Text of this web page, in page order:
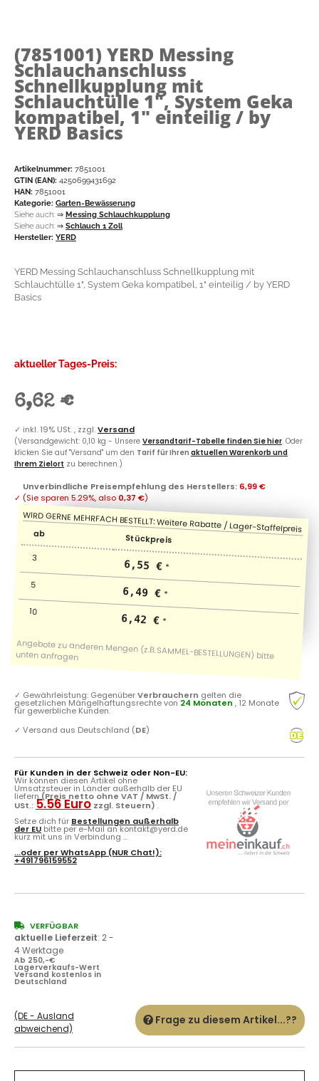
(7851001) YERD Messing
Schlauchanschluss
Schnellkupplung mit
Schlauchtülle 1", System Geka
kompatibel, 1" einteilig / by
YERD Basics
Artikelnummer: 7851001
GTIN (EAN): 4250699431692
HAN: 7851001
Kategorie: Garten-Bewässerung
Siehe auch: ⇒ Messing Schlauchkupplung
Siehe auch: ⇒ Schlauch 1 Zoll
Hersteller: YERD
YERD Messing Schlauchanschluss Schnellkupplung mit
Schlauchtülle 1", System Geka kompatibel, 1" einteilig / by YERD
Basics
aktueller Tages-Preis:
6,62 €
✓ inkl. 19% USt. , zzgl.Versand
(Versandgewicht: 0,10 kg - Unsere Versandtarif-Tabelle finden Sie hier. Oder
klicken Sie auf "Versand" um den Tarif für Ihren aktuellen Warenkorb und
Ihrem Zielort zu berechnen.)
Unverbindliche Preisempfehlung des Herstellers: 6,99 €
✓ (Sie sparen 5.29%, also 0,37 €)
ab Stückpreis
3
6,55 € *
5
6,49 € *
10
6,42 € *
✓ Gewährleistung: GegenüberVerbrauchern gelten die
gesetzlichen Mängelhaftungsrechte von 24 Monaten , 12 Monate
für gewerbliche Kunden.
✓ Versand aus Deutschland (DE)
Für Kunden in der Schweiz oder Non-EU:
Wir können diesen Artikel ohne
Umsatzsteuer in Länder außerhalb der EU
liefern (Preis netto ohne VAT / MwSt. /
USt.: 5.56 Euro zzgl. Steuern) .
Setze dich für Bestellungen außerhalb
der EU bitte per e-Mail an kontakt@yerd.de
kurz mit uns in Verbindung ...
...oder perWhatsApp (NUR Chat!):
+491796159552
VERFÜGBAR
aktuelle Lieferzeit: 2 -
4 Werktage
Ab 250,-€
Lagerverkaufs-Wert
Versand kostenlos in
Deutschland
(DE - Ausland
abweichend)
Frage zu diesem Artikel...??